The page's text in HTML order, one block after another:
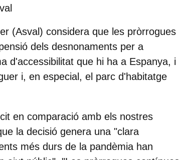
(Asval) considera que les pròrrogues
dels desnonaments per a
d'accessibilitat que hi ha a Espanya, i
i, en especial, el parc d'habitatge
en comparació amb els nostres
la decisió genera una "clara
més durs de la pandèmia han